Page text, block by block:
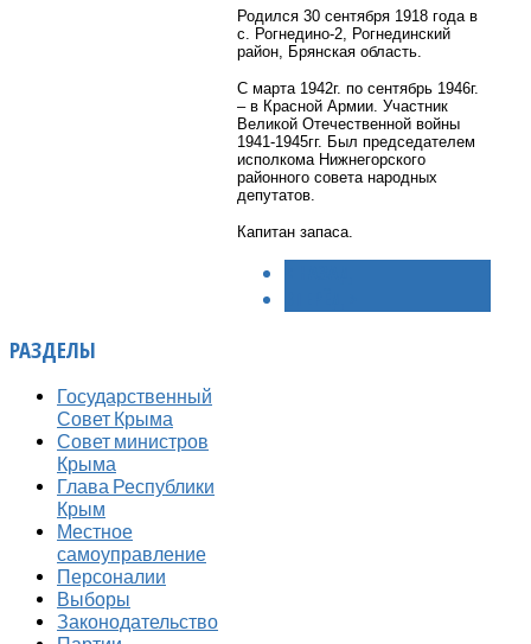
Родился 30 сентября 1918 года в
с. Рогнедино-2, Рогнединский
район, Брянская область.
С марта 1942г. по сентябрь 1946г.
– в Красной Армии. Участник
Великой Отечественной войны
1941-1945гг. Был председателем
исполкома Нижнегорского
районного совета народных
депутатов.
Капитан запаса.
РАЗДЕЛЫ
Государственный
Совет Крыма
Совет министров
Крыма
Глава Республики
Крым
Местное
самоуправление
Персоналии
Выборы
Законодательство